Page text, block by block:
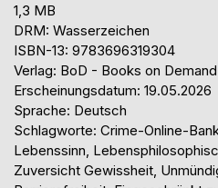
1,3 MB
DRM: Wasserzeichen
ISBN-13: 9783696319304
Verlag: BoD - Books on Demand
Erscheinungsdatum: 19.05.2026
Sprache: Deutsch
Schlagworte: Crime-Online-
Lebenssinn,
Zuversicht Gewissheit,